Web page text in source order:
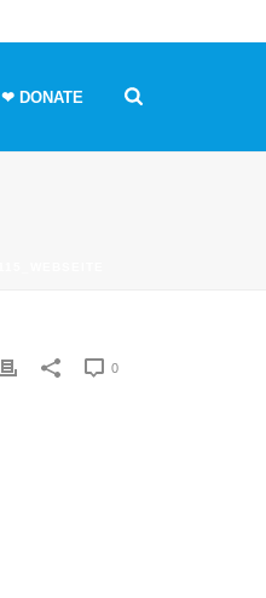
❤ DONATE
0